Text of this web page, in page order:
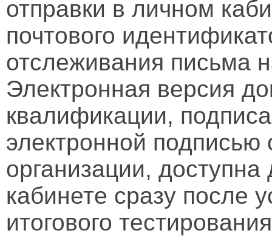
отправки в личном
почтового
отслеживания письма
Электронная версия
квалификации,
электронной подписью
организации,
кабинете сразу после
итогового